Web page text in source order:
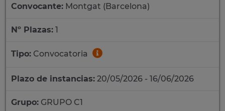
Convocante: Montgat (Barcelona)
Nº Plazas: 1
Tipo: Convocatoria
Plazo de instancias: 20/05/2026 - 16/06/2026
Grupo: GRUPO C1